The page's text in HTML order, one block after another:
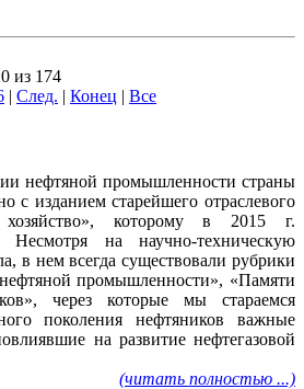
из 174
| След. | Конец | Все
нефтяной промышленности страны
с изданием старейшего отраслевого
которому в 2015 г.
на научно-техническую
в нем всегда существовали рубрики
промышленности», «Памяти
через которые мы стараемся
поколения нефтяников важные
на развитие нефтегазовой
(читать полностью ...)